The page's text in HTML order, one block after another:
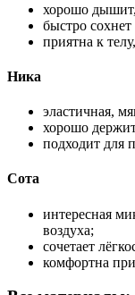
хорошо дышит,
быстро
приятна к
Ника
эластичная,
хорошо
подходит для
Сота
интересная
воздуха;
сочетает
комфортна